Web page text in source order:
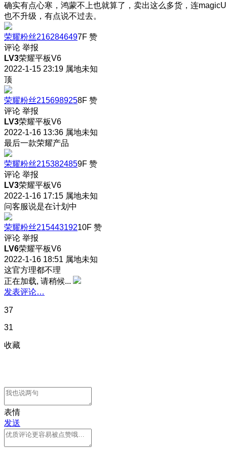
确实有点心寒，鸿蒙不上也就算了，卖出这么多货，连
也不升级，有点说不过去。
荣耀粉丝2162846497F 赞
评论 举报
LV3荣耀平板V6
2022-1-15 23:19 属地未知
顶
荣耀粉丝2156989258F 赞
评论 举报
LV3荣耀平板V6
2022-1-16 13:36 属地未知
最后一款荣耀产品
荣耀粉丝2153824859F 赞
评论 举报
LV3荣耀平板V6
2022-1-16 17:15 属地未知
问客服说是在计划中
荣耀粉丝21544319210F 赞
评论 举报
LV6荣耀平板V6
2022-1-16 18:51 属地未知
这官方理都不理
正在加载, 请稍候...
发表评论…
37
31
收藏
表情
发送